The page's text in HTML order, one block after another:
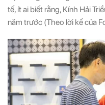
tế, ít ai biết rằng, Kính Hải
năm trước (Theo lời kể của